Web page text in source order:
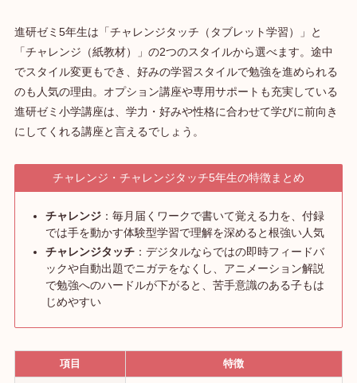
進研ゼミ5年生は「チャレンジタッチ（タブレット学習）」と
「チャレンジ（紙教材）」の2つのスタイルから選べます。途中
でスタイル変更もでき、好みの学習スタイルで勉強を進められる
のも人気の理由。オプション講座や専用サポートも充実している
進研ゼミ小学講座は、学力・好みや性格に合わせて学びに前向き
にしてくれる講座と言えるでしょう。
チャレンジ・チャレンジタッチ5年生の特徴まとめ
チャレンジ ：毎月届くワークで書いて覚える力を、付録
では手を動かす体験型学習で理解を深めると根強い人気
チャレンジタッチ ：デジタルならではの即時フィードバ
ックや自動出題でニガテをなくし、アニメーション解説
で勉強へのハードルが下がると、苦手意識のある子もは
じめやすい
項目 特徴